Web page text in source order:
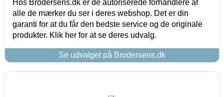
Hos Brodersens.dk er de autoriserede forhandlere af
alle de mærker du ser i deres webshop. Det er din
garanti for at du får den bedste service og de originale
produkter. Klik her for at se deres udvalg.
Se udvalget på Brodersens.dk